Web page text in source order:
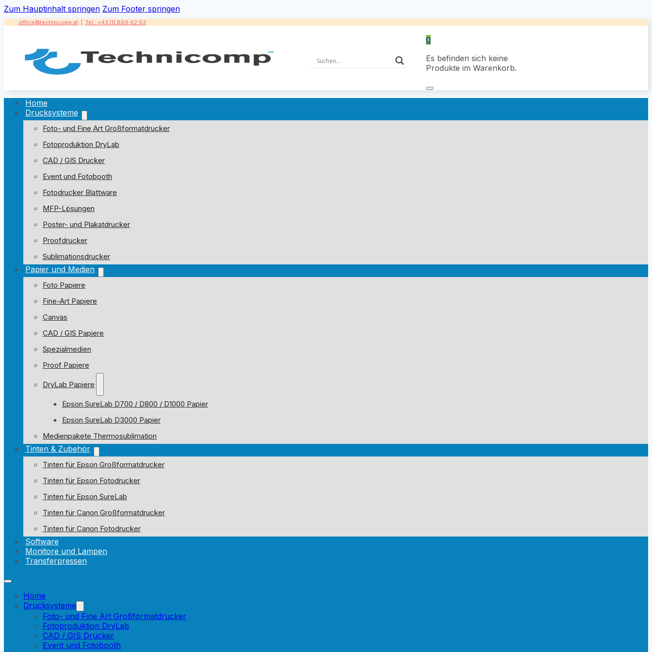
Zum Hauptinhalt springen Zum Footer springen
office@technicomp.at Tel.: +43 (1) 869 62 63
0
Es befinden sich keine
Produkte im Warenkorb.
Home
Drucksysteme
Foto- und Fine Art Großformatdrucker
Fotoproduktion DryLab
CAD / GIS Drucker
Event und Fotobooth
Fotodrucker Blattware
MFP-Lösungen
Poster- und Plakatdrucker
Proofdrucker
Sublimationsdrucker
Papier und Medien
Foto Papiere
Fine-Art Papiere
Canvas
CAD / GIS Papiere
Spezialmedien
Proof Papiere
DryLab Papiere
Epson SureLab D700 / D800 / D1000 Papier
Epson SureLab D3000 Papier
Medienpakete Thermosublimation
Tinten & Zubehör
Tinten für Epson Großformatdrucker
Tinten für Epson Fotodrucker
Tinten für Epson SureLab
Tinten für Canon Großformatdrucker
Tinten für Canon Fotodrucker
Software
Monitore und Lampen
Transferpressen
Home
Drucksysteme
Foto- und Fine Art Großformatdrucker
Fotoproduktion DryLab
CAD / GIS Drucker
Event und Fotobooth